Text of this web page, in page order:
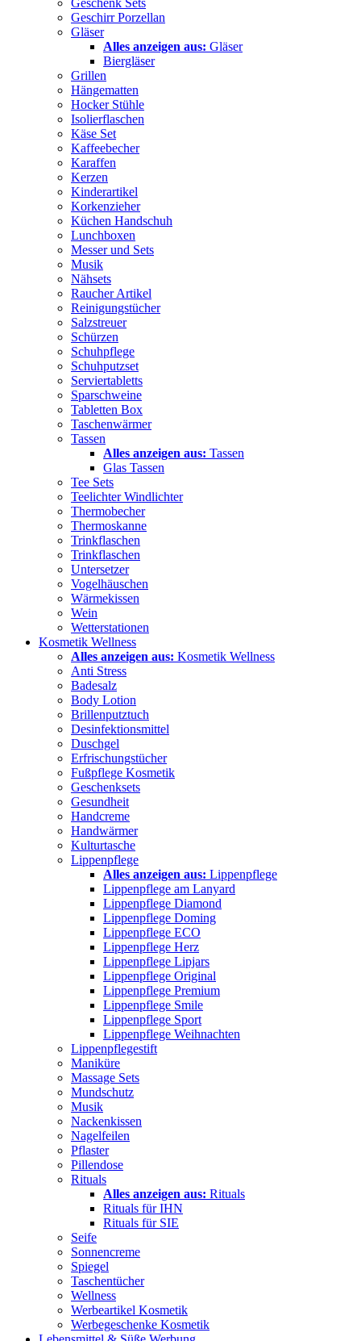
Geschenk Sets
Geschirr Porzellan
Gläser
Alles anzeigen aus: Gläser
Biergläser
Grillen
Hängematten
Hocker Stühle
Isolierflaschen
Käse Set
Kaffeebecher
Karaffen
Kerzen
Kinderartikel
Korkenzieher
Küchen Handschuh
Lunchboxen
Messer und Sets
Musik
Nähsets
Raucher Artikel
Reinigungstücher
Salzstreuer
Schürzen
Schuhpflege
Schuhputzset
Serviertabletts
Sparschweine
Tabletten Box
Taschenwärmer
Tassen
Alles anzeigen aus: Tassen
Glas Tassen
Tee Sets
Teelichter Windlichter
Thermobecher
Thermoskanne
Trinkflaschen
Trinkflaschen
Untersetzer
Vogelhäuschen
Wärmekissen
Wein
Wetterstationen
Kosmetik Wellness
Alles anzeigen aus: Kosmetik Wellness
Anti Stress
Badesalz
Body Lotion
Brillenputztuch
Desinfektionsmittel
Duschgel
Erfrischungstücher
Fußpflege Kosmetik
Geschenksets
Gesundheit
Handcreme
Handwärmer
Kulturtasche
Lippenpflege
Alles anzeigen aus: Lippenpflege
Lippenpflege am Lanyard
Lippenpflege Diamond
Lippenpflege Doming
Lippenpflege ECO
Lippenpflege Herz
Lippenpflege Lipjars
Lippenpflege Original
Lippenpflege Premium
Lippenpflege Smile
Lippenpflege Sport
Lippenpflege Weihnachten
Lippenpflegestift
Maniküre
Massage Sets
Mundschutz
Musik
Nackenkissen
Nagelfeilen
Pflaster
Pillendose
Rituals
Alles anzeigen aus: Rituals
Rituals für IHN
Rituals für SIE
Seife
Sonnencreme
Spiegel
Taschentücher
Wellness
Werbeartikel Kosmetik
Werbegeschenke Kosmetik